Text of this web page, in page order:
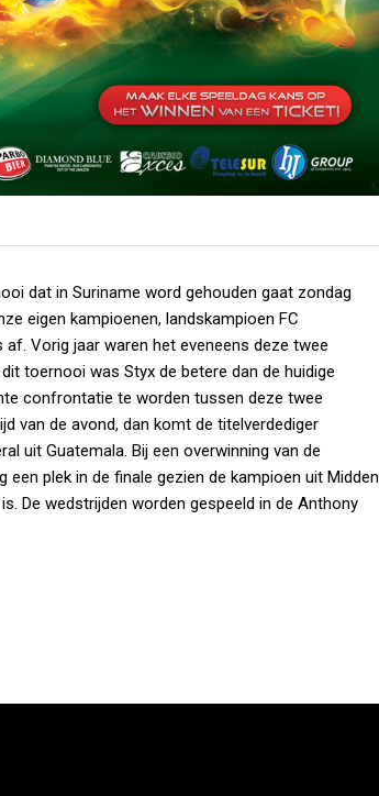
dat in Suriname word gehouden gaat zondag
eigen kampioenen, landskampioen FC
Vorig jaar waren het eveneens deze twee
toernooi was Styx de betere dan de huidige
confrontatie te worden tussen deze twee
van de avond, dan komt de titelverdediger
uit Guatemala. Bij een overwinning van de
plek in de finale gezien de kampioen uit Midden
De wedstrijden worden gespeeld in de Anthony